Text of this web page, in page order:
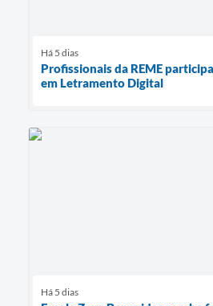
Há 5 dias
Profissionais da REME
em Letramento Digital
Há 5 dias